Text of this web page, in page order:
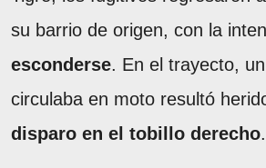
su barrio de origen, con la
esconderse. En el trayecto,
circulaba en moto resultó
disparo en el tobillo derecho.